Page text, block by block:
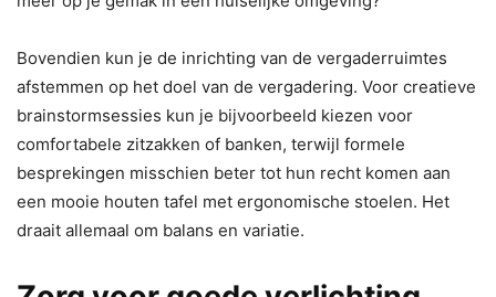
Bovendien kun je de inrichting van de vergaderruimtes
afstemmen op het doel van de vergadering. Voor creatieve
brainstormsessies kun je bijvoorbeeld kiezen voor
comfortabele zitzakken of banken, terwijl formele
besprekingen misschien beter tot hun recht komen aan
een mooie houten tafel met ergonomische stoelen. Het
draait allemaal om balans en variatie.